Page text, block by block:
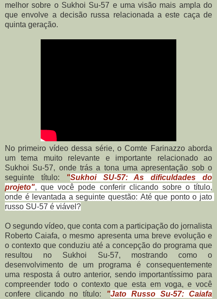
melhor sobre o Sukhoi Su-57 e uma visão mais ampla do
que envolve a decisão russa relacionada a este caça de
quinta geração.
No primeiro vídeo dessa série, o Comte Farinazzo aborda
um tema muito relevante e importante relacionado ao
Sukhoi Su-57, onde trás a tona uma apresentação sob o
seguinte título: "Sukhoi SU-57: As dificuldades do
projeto", que você pode conferir clicando sobre o título,
onde é levantada a seguinte questão: Até que ponto o jato
russo SU-57 é viável?
O segundo vídeo, que conta com a participação do jornalista
Roberto Caiafa, o mesmo apresenta uma breve evolução e
o contexto que conduziu até a concepção do programa que
resultou no Sukhoi Su-57, mostrando como o
desenvolvimento de um programa é consequentemente
uma resposta á outro anterior, sendo importantíssimo para
compreender todo o contexto que esta em voga, e você
confere clicando no título: "Jato Russo Su-57: Caiafa